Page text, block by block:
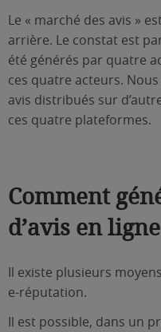
Le « marché des avis »
arrière. Le constat est
été générés par quatre
ces quatre acteurs.
avis distribués sur
ces quatre plateformes.
Comment
d’avis en
Il existe plusieurs
e-réputation.
Il est possible, dans un